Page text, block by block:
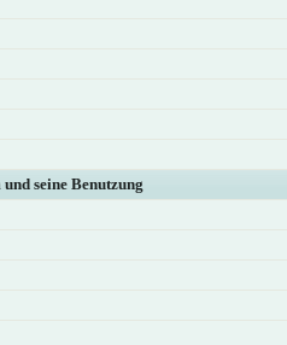
seine Benutzung